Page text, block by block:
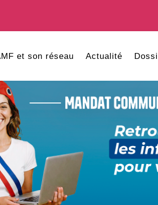
et son réseau Actualité